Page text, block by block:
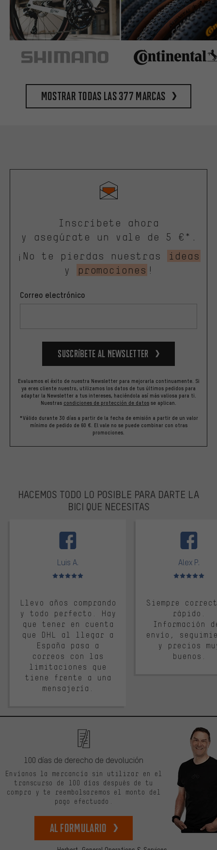
Mostrar todas las 377 marcas
Inscríbete ahora
y asegúrate un vale de 5 €*.
¡No te pierdas nuestras
ideas
y
promociones !
Correo electrónico
Suscríbete al newsletter
Evaluamos el éxito de nuestra Newsletter para mejorarla continuamente. Si
ya eres cliente nuestro, utilizamos los datos de tus últimos pedidos para
adaptar la Newsletter a tus intereses, haciéndola así más valiosa para ti.
Nuestras condiciones de protección de datos se aplican.
*Válido durante 30 días a partir de la fecha de emisión a partir de un valor
mínimo de pedido de 60 €. El vale no se puede combinar con otras
promociones.
HACEMOS TODO LO POSIBLE PARA DARTE LA
BICI QUE NECESITAS
Luis A.
Valoración media: 5 de 5
Llevo años comprando
y todo perfecto. Hay
que tener en cuenta
que DHL al llegar a
España pasa a
correos con las
limitaciones que
tiene frente a una
mensajería.
Alex P.
Valoración
Siempre
rápido.
Información
envío,
y precios
buenos.
100 días de derecho de devolución
Envíanos la mercancía sin utilizar en el
transcurso de 100 días después de tu
compra y te reembolsaremos el monto del
pago efectuado.
Al formulario